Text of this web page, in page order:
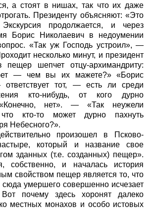
а стоят в нишах, так что их даже
Президенту объясняют: «Это
продолжается, и через
Борис Николаевич в недоумении
«Так уж Господь устроил», —
несколько минут, и президент
шепчет отцу-архимандриту:
— чем вы их мажете?» «Борис
тот, — есть ли среди
кто-нибудь, от кого дурно
нет». — «Так неужели
кто-то может дурно пахнуть
Небесного?».
произошел в Псково-
который и название свое
зданных (т.е. созданных) пещер».
собственно, и началась история
свойством пещер является то, что
сюда умершего совершенно исчезает
почему здесь хоронят далеко
местных монахов и особо истовых